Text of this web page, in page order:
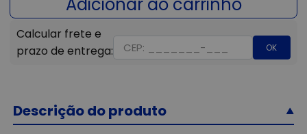
OK
Descrição do produto